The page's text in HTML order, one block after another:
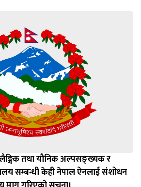
तथा यौनिक अल्पसङ्ख्यक र
सम्बन्धी केही नेपाल ऐनलाई संशोधन
माग गरिएको सूचना।